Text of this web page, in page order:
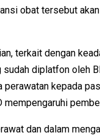
obat tersebut
terkait dengan
diplatfon oleh
kepada
dan dalam